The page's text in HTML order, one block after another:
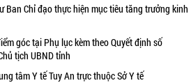
Ban Chỉ đạo thực hiện mục tiêu tăng trưởng kinh
góc tại Phụ lục kèm theo Quyết định số
tịch UBND tỉnh
tâm Y tế Tuy An trực thuộc Sở Y tế